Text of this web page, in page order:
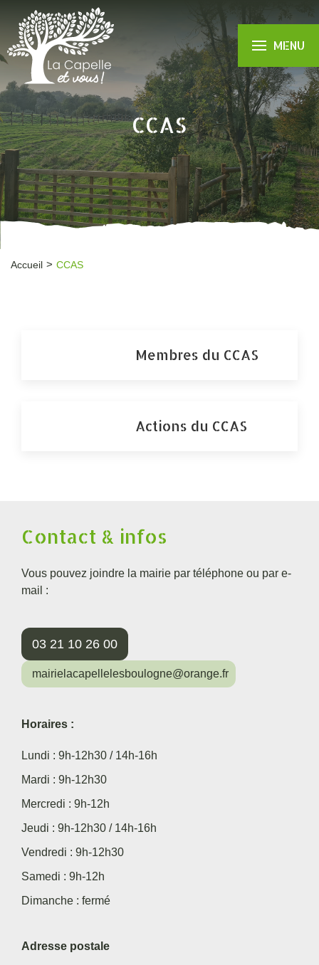
MENU
CCAS
Accueil CCAS
Membres du CCAS
Actions du CCAS
Contact & infos
Vous pouvez joindre la mairie par téléphone ou par e-
mail :
03 21 10 26 00
mairielacapellelesboulogne@orange.fr
Horaires :
Lundi : 9h-12h30 / 14h-16h
Mardi : 9h-12h30
Mercredi : 9h-12h
Jeudi : 9h-12h30 / 14h-16h
Vendredi : 9h-12h30
Samedi : 9h-12h
Dimanche : fermé
Adresse postale